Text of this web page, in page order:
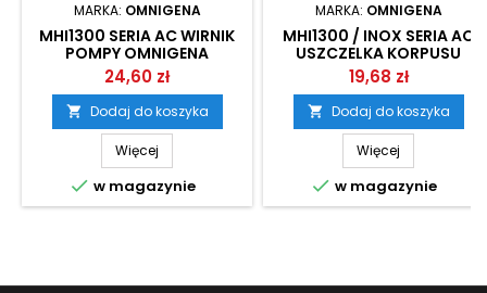
MARKA: OMNIGENA
MHI1300 SERIA AC WIRNIK
POMPY OMNIGENA
24,60 zł
 Dodaj do koszyka
Więcej
 w magazynie
MARKA: OMNIGENA
MHI1300 / INOX SERIA AC
USZCZELKA KORPUSU
POMPY OMNIGENA
19,68 zł
 Dodaj do koszyka
Więcej
 w magazynie